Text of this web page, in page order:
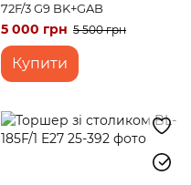
72F/3 G9 BK+GAB
5 000 грн 5 500 грн
Купити